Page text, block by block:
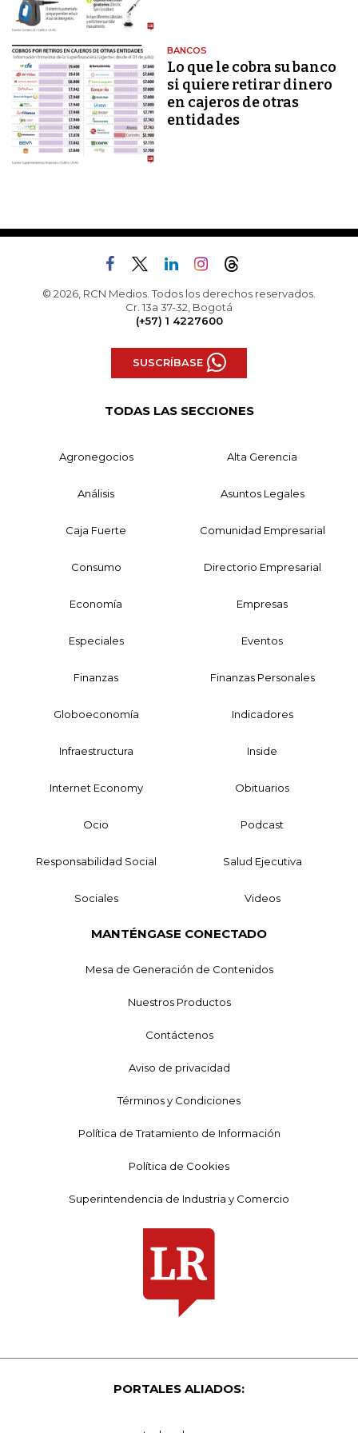
BANCOS
Lo que le cobra su banco
si quiere retirar dinero
en cajeros de otras
entidades
© 2026, RCN Medios. Todos los derechos reservados.
Cr. 13a 37-32, Bogotá
(+57) 1 4227600
SUSCRÍBASE
TODAS LAS SECCIONES
Agronegocios Alta Gerencia
Análisis Asuntos Legales
Caja Fuerte Comunidad Empresarial
Consumo Directorio Empresarial
Economía Empresas
Especiales Eventos
Finanzas Finanzas Personales
Globoeconomía Indicadores
Infraestructura Inside
Internet Economy Obituarios
Ocio Podcast
Responsabilidad Social Salud Ejecutiva
Sociales Videos
MANTÉNGASE CONECTADO
Mesa de Generación de Contenidos
Nuestros Productos
Contáctenos
Aviso de privacidad
Términos y Condiciones
Política de Tratamiento de Información
Política de Cookies
Superintendencia de Industria y Comercio
PORTALES ALIADOS: